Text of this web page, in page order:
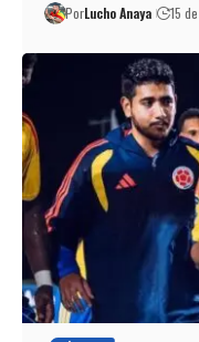
PorLucho Anaya 15